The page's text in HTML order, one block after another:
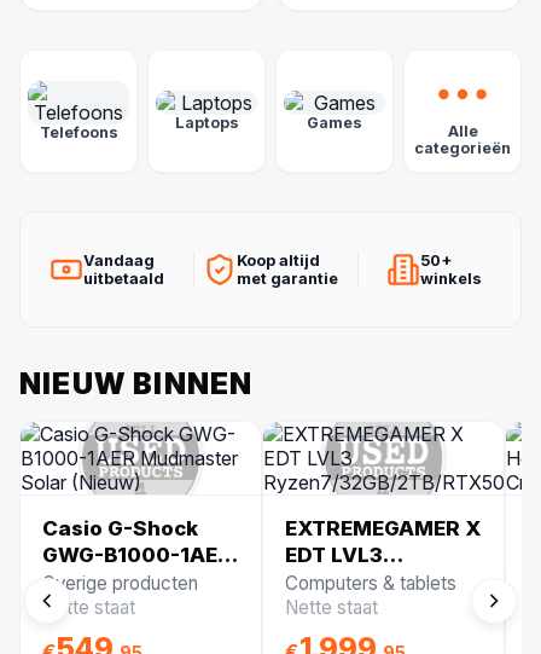
Telefoons
Laptops Games
Alle
categorieën
Vandaag
uitbetaald
Koop altijd
met garantie
50+
winkels
NIEUW BINNEN
Casio G-Shock
GWG-B1000-1AER
Mudmaster Solar
(Nieuw)
Overige producten
Nette staat
EXTREMEGAMER X
EDT LVL3
Ryzen7/32GB/2TB/
Computers & tablets
Nette staat